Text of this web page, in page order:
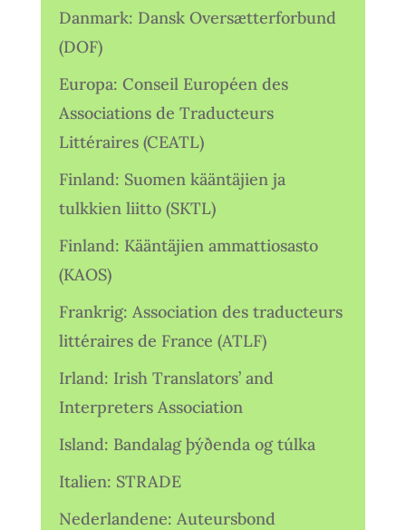
Danmark: Dansk Oversætterforbund
(DOF)
Europa: Conseil Européen des
Associations de Traducteurs
Littéraires (CEATL)
Finland: Suomen kääntäjien ja
tulkkien liitto (SKTL)
Finland: Kääntäjien ammattiosasto
(KAOS)
Frankrig: Association des traducteurs
littéraires de France (ATLF)
Irland: Irish Translators’ and
Interpreters Association
Island: Bandalag þýðenda og túlka
Italien: STRADE
Nederlandene: Auteursbond